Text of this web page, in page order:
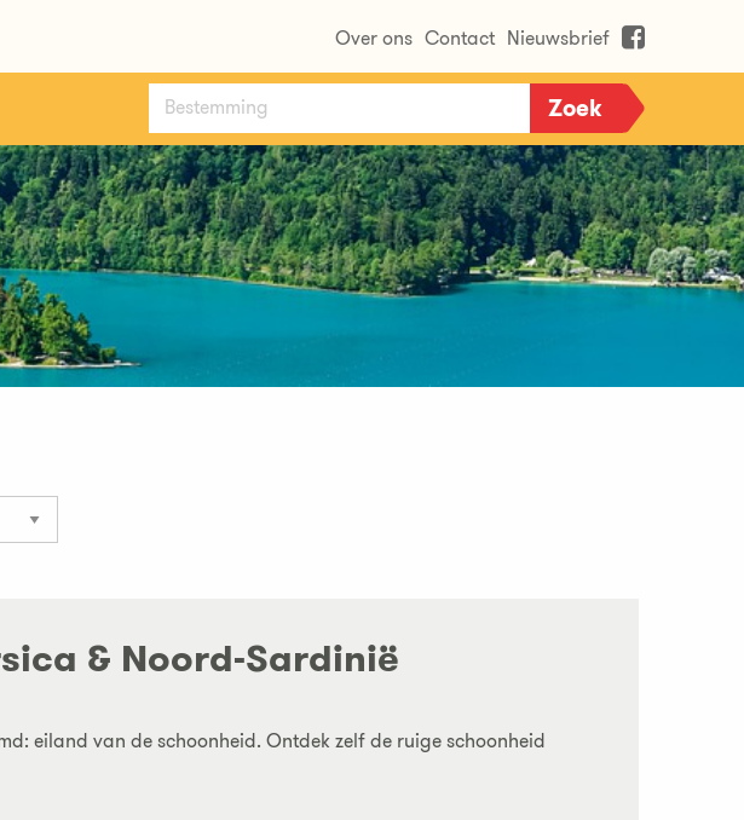
Over ons Contact Nieuwsbrief
& Noord-Sardinië
eiland van de schoonheid. Ontdek zelf de ruige schoonheid